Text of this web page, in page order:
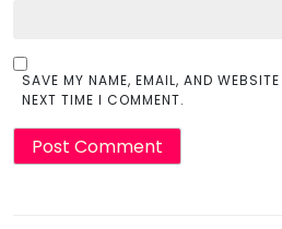
SAVE MY NAME, EMAIL, AND
NEXT TIME I COMMENT.